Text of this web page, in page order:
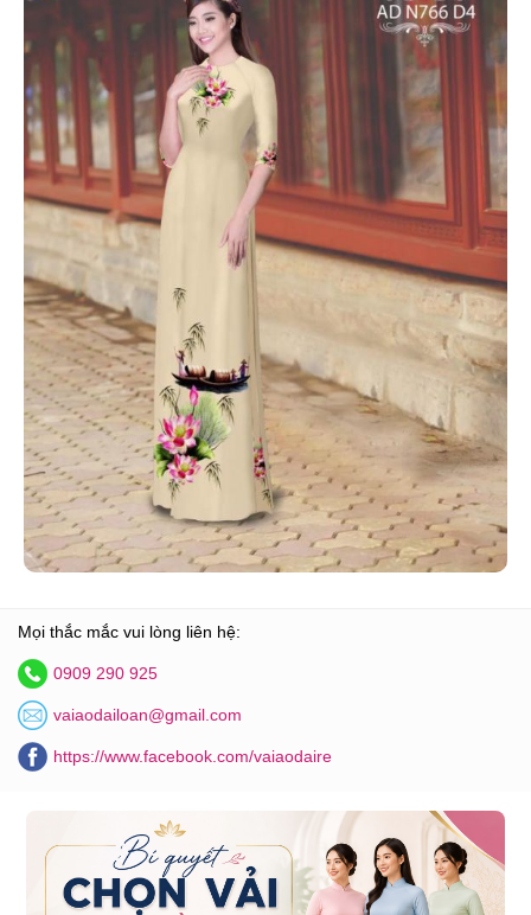
Mọi thắc mắc vui lòng liên hệ:
0909 290 925
vaiaodailoan@gmail.com
https://www.facebook.com/vaiaodaire